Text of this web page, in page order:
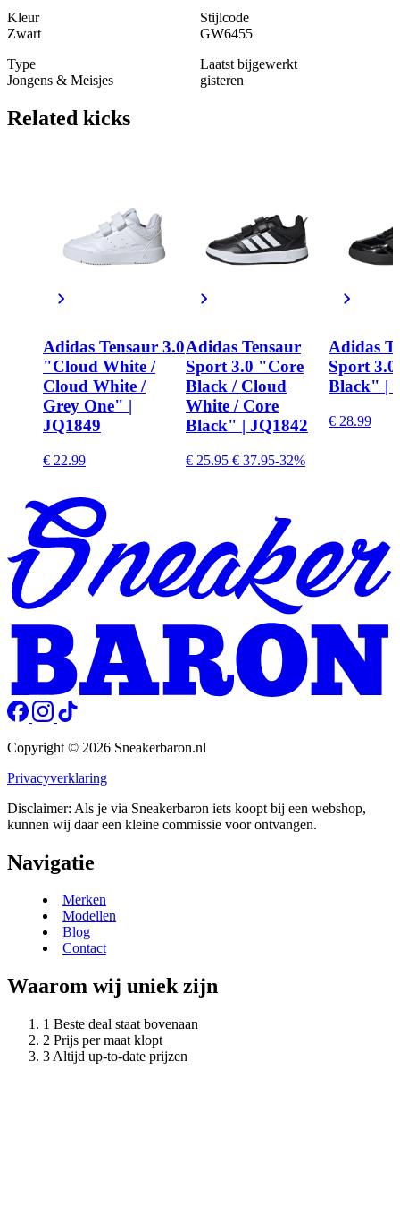
Kleur
Zwart
Stijlcode
GW6455
Type
Jongens & Meisjes
Laatst bijgewerkt
gisteren
Related kicks
Adidas Tensaur 3.0
"Cloud White /
Cloud White /
Grey One" |
JQ1849
€ 22.99
Adidas Tensaur
Sport 3.0 "Core
Black / Cloud
White / Core
Black" | JQ1842
€ 25.95 € 37.95-32%
Adidas
Sport
Black" |
€ 28.99
Copyright © 2026 Sneakerbaron.nl
Privacyverklaring
Disclaimer: Als je via Sneakerbaron iets koopt bij een webshop,
kunnen wij daar een kleine commissie voor ontvangen.
Navigatie
Merken
Modellen
Blog
Contact
Waarom wij uniek zijn
Beste deal staat bovenaan
Prijs per maat klopt
Altijd up-to-date prijzen